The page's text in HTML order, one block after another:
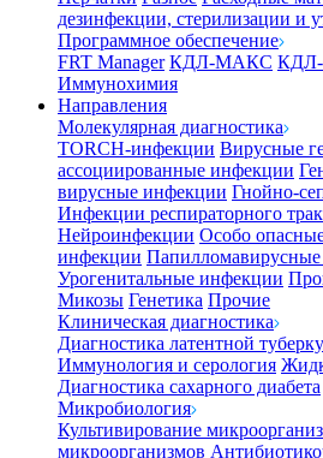
дезинфекции, стерилизации и
Программное обеспечение
FRT Manager КДЛ-МАКС
Иммунохимия
Направления
Молекулярная диагностика
TORCH-инфекции Вирусные
ассоциированные инфекции
вирусные инфекции Гнойно-
Инфекции респираторного
Нейроинфекции Особо
инфекции
Урогенитальные инфекции
Микозы Генетика Прочие
Клиническая диагностика
Диагностика латентной
Иммунология и серология
Диагностика сахарного диабета
Микробиология
Культивирование
микроорганизмов